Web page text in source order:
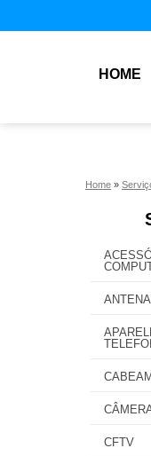
HOME
Home »
CFTV